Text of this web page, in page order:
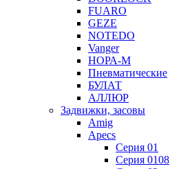
FUARO
GEZE
NOTEDO
Vanger
НОРА-М
Пневматические
БУЛАТ
АЛЛЮР
Задвижки, засовы
Amig
Apecs
Серия 01
Серия 0108